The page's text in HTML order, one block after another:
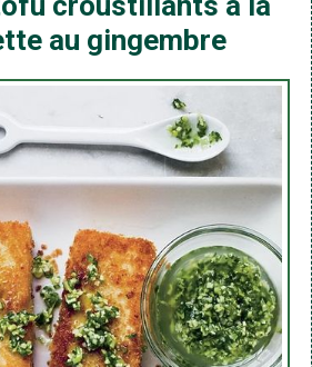
au gingembre